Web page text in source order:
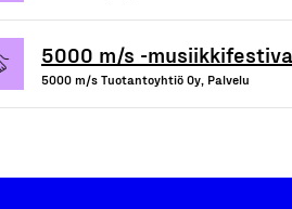
5000 m/s -
5000 m/s Tuotantoyhtiö Oy, Palvelu